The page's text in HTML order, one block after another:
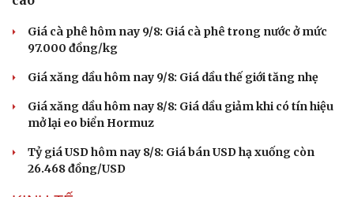
Giá cà phê hôm nay 9/8: Giá cà phê trong nước ở mức
97.000 đồng/kg
Giá xăng dầu hôm nay 9/8: Giá dầu thế giới tăng nhẹ
Giá xăng dầu hôm nay 8/8: Giá dầu giảm khi có tín hiệu
mở lại eo biển Hormuz
Tỷ giá USD hôm nay 8/8: Giá bán USD hạ xuống còn
26.468 đồng/USD